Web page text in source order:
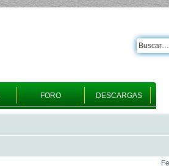
FORO DESCARGAS